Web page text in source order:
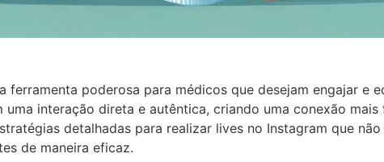
ferramenta poderosa para médicos que desejam engajar e
uma interação direta e autêntica, criando uma conexão
detalhadas para realizar lives no Instagram que não
de maneira eficaz.